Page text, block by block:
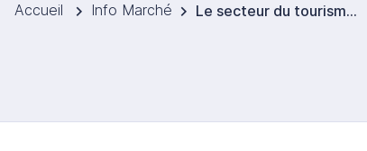
Accueil Info Marché Le secteur du tourisme de luxe en forte croissance